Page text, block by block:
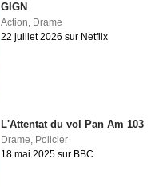
GIGN
Action, Drame
22 juillet 2026 sur Netflix
L'Attentat du vol Pan Am 103
Drame, Policier
18 mai 2025 sur BBC